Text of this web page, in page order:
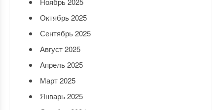
Октябрь 2025
Сентябрь 2025
Август 2025
Апрель 2025
Март 2025
Январь 2025